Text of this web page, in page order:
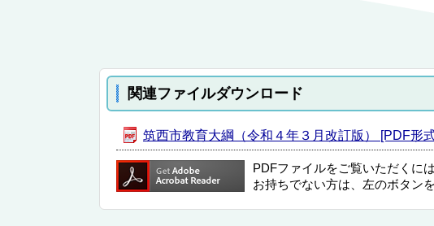
関連ファイルダウンロード
筑西市教育大綱（令和４年３月改訂版） [PDF形
PDFファイルをご覧いただくには
お持ちでない方は、左のボタン